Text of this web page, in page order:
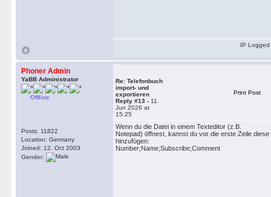
IP Logged
Phoner Admin
YaBB Administrator
Offline
Posts: 11822
Location: Germany
Joined: 12. Oct 2003
Gender:
Re: Telefonbuch
import- und
exportieren
Reply #13 - 11.
Jun 2026 at
15:25
Print Post
Wenn du die Datei in einem Texteditor (z.B.
Notepad) öffnest, kannst du vor die erste Zeile diese
hinzufügen:
Number;Name;Subscribe;Comment